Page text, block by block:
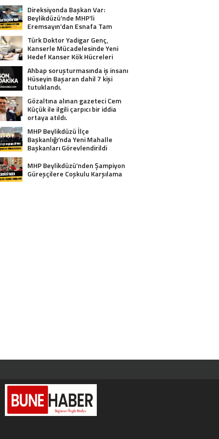
Direksiyonda Başkan Var:
Beylikdüzü’nde MHP’li
Eremsayın’dan Esnafa Tam
Türk Doktor Yadigar Genç,
Kanserle Mücadelesinde Yeni
Hedef Kanser Kök Hücreleri
Ahbap soruşturmasında iş insanı
Hüseyin Başaran dahil 7 kişi
tutuklandı.
Gözaltına alınan gazeteci Cem
Küçük ile ilgili çarpıcı bir iddia
ortaya atıldı.
MHP Beylikdüzü İlçe
Başkanlığı’nda Yeni Mahalle
Başkanları Görevlendirildi
MHP Beylikdüzü’nden Şampiyon
Güreşçilere Coşkulu Karşılama